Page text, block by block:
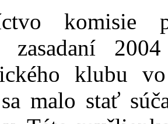
komisie
zasadaní
klubu
malo stať